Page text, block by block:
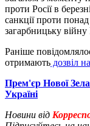
проти Росії в
санкції проти
загарбницьку
Раніше
отримають дозвіл
Прем'єр Нової
Україні
Новини від